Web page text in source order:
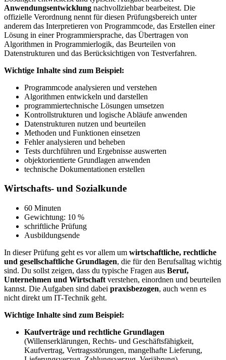
Anwendungsentwicklung nachvollziehbar bearbeitest. Die
offizielle Verordnung nennt für diesen Prüfungsbereich unter
anderem das Interpretieren von Programmcode, das Erstellen einer
Lösung in einer Programmiersprache, das Übertragen von
Algorithmen in Programmierlogik, das Beurteilen von
Datenstrukturen und das Berücksichtigen von Testverfahren.
Wichtige Inhalte sind zum Beispiel:
Programmcode analysieren und verstehen
Algorithmen entwickeln und darstellen
programmiertechnische Lösungen umsetzen
Kontrollstrukturen und logische Abläufe anwenden
Datenstrukturen nutzen und beurteilen
Methoden und Funktionen einsetzen
Fehler analysieren und beheben
Tests durchführen und Ergebnisse auswerten
objektorientierte Grundlagen anwenden
technische Dokumentationen erstellen
Wirtschafts- und Sozialkunde
60 Minuten
Gewichtung: 10 %
schriftliche Prüfung
Ausbildungsende
In dieser Prüfung geht es vor allem um wirtschaftliche, rechtliche
und gesellschaftliche Grundlagen, die für den Berufsalltag wichtig
sind. Du sollst zeigen, dass du typische Fragen aus Beruf,
Unternehmen und Wirtschaft verstehen, einordnen und beurteilen
kannst. Die Aufgaben sind dabei praxisbezogen, auch wenn es
nicht direkt um IT-Technik geht.
Wichtige Inhalte sind zum Beispiel:
Kaufverträge und rechtliche Grundlagen
(Willenserklärungen, Rechts- und Geschäftsfähigkeit,
Kaufvertrag, Vertragsstörungen, mangelhafte Lieferung,